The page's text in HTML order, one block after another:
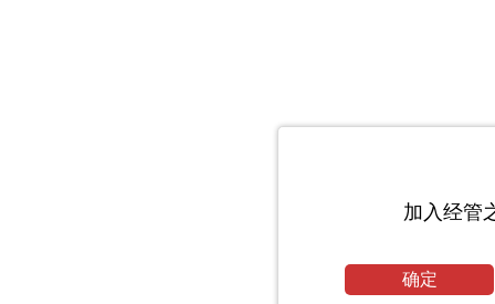
加入经管
确定